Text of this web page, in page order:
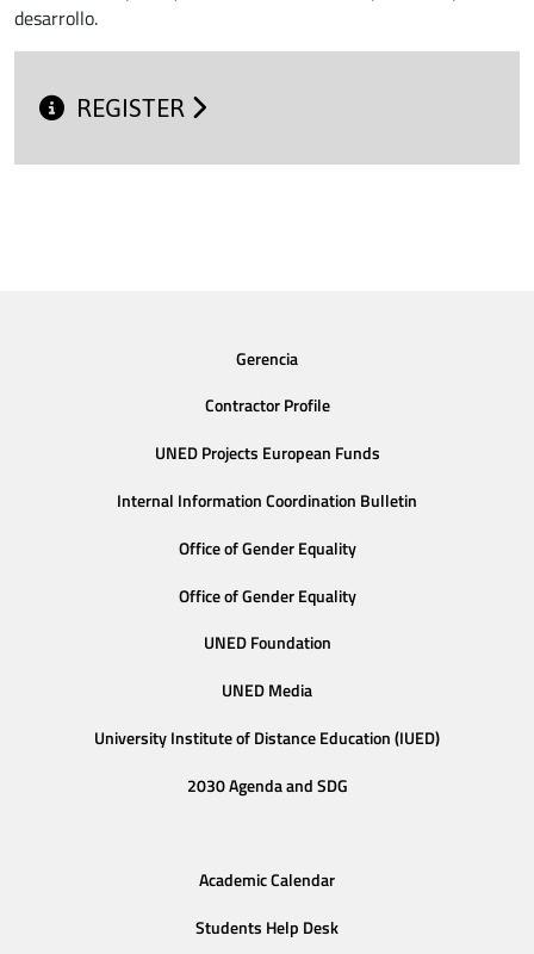
desarrollo.
REGISTER
Gerencia
Contractor Profile
UNED Projects European Funds
Internal Information Coordination Bulletin
Office of Gender Equality
Office of Gender Equality
UNED Foundation
UNED Media
University Institute of Distance Education (IUED)
2030 Agenda and SDG
Academic Calendar
Students Help Desk